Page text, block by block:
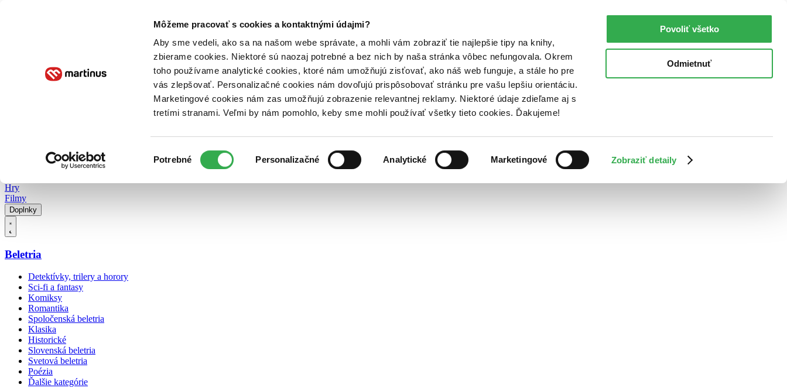
Môžeme pracovať s cookies a kontaktnými údajmi?
Aby sme vedeli, ako sa na našom webe správate, a mohli vám zobraziť tie najlepšie tipy na knihy,
zbierame cookies. Niektoré sú naozaj potrebné a bez nich by naša stránka vôbec nefungovala. Okrem
toho používame analytické cookies, ktoré nám umožňujú zisťovať, ako náš web funguje, a stále ho pre
vás zlepšovať. Personalizačné cookies nám dovoľujú prispôsobovať stránku pre vašu lepšiu orientáciu.
Marketingové cookies nám zas umožňujú zobrazenie relevantnej reklamy. Niektoré údaje zdieľame aj s
tretími stranami. Veľmi by nám pomohlo, keby sme mohli používať všetky tieto cookies. Ďakujeme!
súhlasu
Potrebné Personalizačné Analytické Marketingové Zobraziť detaily
Povoliť všetko
Odmietnuť
Poukážky Kontakt
Hry
Filmy
Doplnky
Beletria
Detektívky, trilery a horory
Sci-fi a fantasy
Komiksy
Romantika
Spoločenská beletria
Klasika
Historické
Slovenská beletria
Svetová beletria
Poézia
Ďalšie kategórie